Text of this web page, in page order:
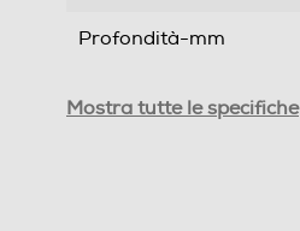
Profondità-mm
Mostra tutte le specifiche